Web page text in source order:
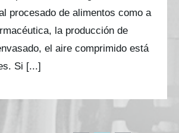
procesado de alimentos como a
la producción de
el aire comprimido está
Si [...]